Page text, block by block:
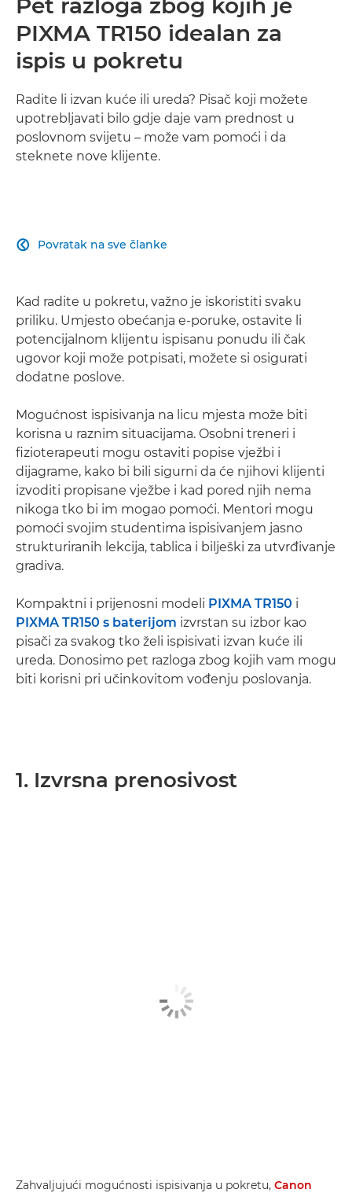
Pet razloga zbog kojih je
PIXMA TR150 idealan za
ispis u pokretu
Radite li izvan kuće ili ureda? Pisač koji možete
upotrebljavati bilo gdje daje vam prednost u
poslovnom svijetu – može vam pomoći i da
steknete nove klijente.
Povratak na sve članke

Kad radite u pokretu, važno je iskoristiti svaku
priliku. Umjesto obećanja e-poruke, ostavite li
potencijalnom klijentu ispisanu ponudu ili čak
ugovor koji može potpisati, možete si osigurati
dodatne poslove.
Mogućnost ispisivanja na licu mjesta može biti
korisna u raznim situacijama. Osobni treneri i
fizioterapeuti mogu ostaviti popise vježbi i
dijagrame, kako bi bili sigurni da će njihovi klijenti
izvoditi propisane vježbe i kad pored njih nema
nikoga tko bi im mogao pomoći. Mentori mogu
pomoći svojim studentima ispisivanjem jasno
strukturiranih lekcija, tablica i bilješki za utvrđivanje
gradiva.
Kompaktni i prijenosni modeli PIXMA TR150 i
PIXMA TR150 s baterijom izvrstan su izbor kao
pisači za svakog tko želi ispisivati izvan kuće ili
ureda. Donosimo pet razloga zbog kojih vam mogu
biti korisni pri učinkovitom vođenju poslovanja.
1. Izvrsna prenosivost
Zahvaljujući mogućnosti ispisivanja u pokretu, Canon